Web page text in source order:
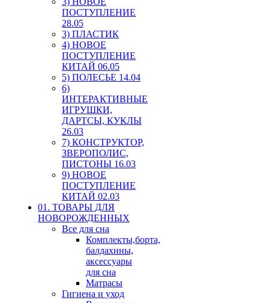
ПОСТУПЛЕНИЕ
28.05
3) ПЛАСТИК
4) НОВОЕ
ПОСТУПЛЕНИЕ
КИТАЙ 06.05
5) ПОЛЕСЬЕ 14.04
6)
ИНТЕРАКТИВНЫЕ
ИГРУШКИ,
ДАРТСЫ, КУКЛЫ
26.03
7) КОНСТРУКТОР,
ЗВЕРОПОЛИС,
ПИСТОНЫ 16.03
9) НОВОЕ
ПОСТУПЛЕНИЕ
КИТАЙ 02.03
01. ТОВАРЫ ДЛЯ
НОВОРОЖДЕННЫХ
Все для сна
Комплекты,борта,
балдахины,
аксессуары
для сна
Матрасы
Гигиена и уход